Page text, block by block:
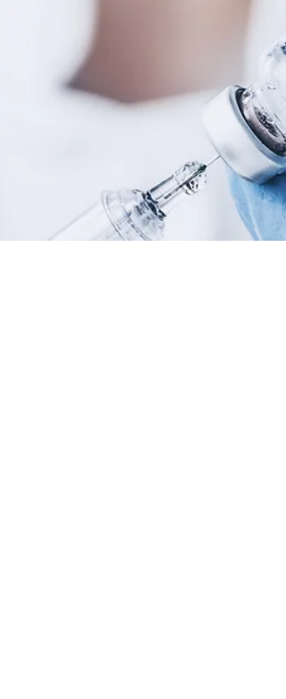
Lorsque la peau se révolte
La peau exprime à merveille plusieurs modifications
internes de l’organisme, tels les déficits en minéraux